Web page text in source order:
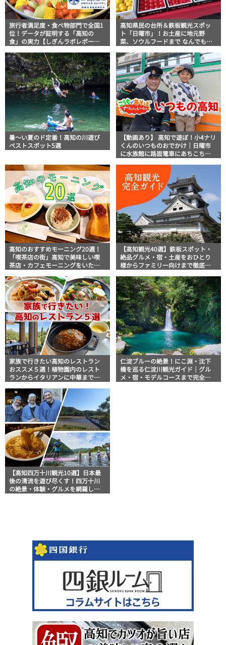
旅行者満足度・食べ物部門で全国1
位！データが証明する「高知の
食」の実力【しぎんラボレポー
高知県民の台所＆鉄板観光スポッ
ト「日曜市」！お土産に地元野
菜、ソウルフードまで なんでもそ
説！
暑～い夏のド定番！高知の川遊び
ベストスポット5選
【動画あり】 高知で遊ぼ！小4ナリ
くんのいつものおでかけ｜日曜市
に水族館に路面電車にあちこち巡
高知のおすすめモーニング20選！
「喫茶店の街」高知で美味しい喫
茶店・カフェモーニングをいただ
【高知観光40選】鉄板スポット・
絶品グルメ・宿・土産をおひとり
様からファミリー向けまで徹底解
家族で行きたい高知のレストラン
おススメ５選！植物園内のレスト
ランからイタリアンに中華まで楽
仁淀ブルーの絶景！にこ淵・沈下
橋を巡る仁淀川観光ガイド｜グル
メ・宿・モデルコースまで完全網
【高知四万十川観光10選】日本最
後の清流を遊び尽くす！四万十川
の絶景・体験・グルメを網羅した